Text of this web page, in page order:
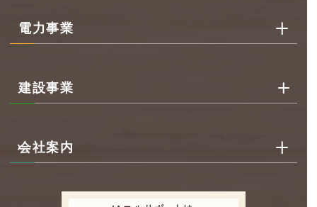
電力事業
建設事業
会社案内